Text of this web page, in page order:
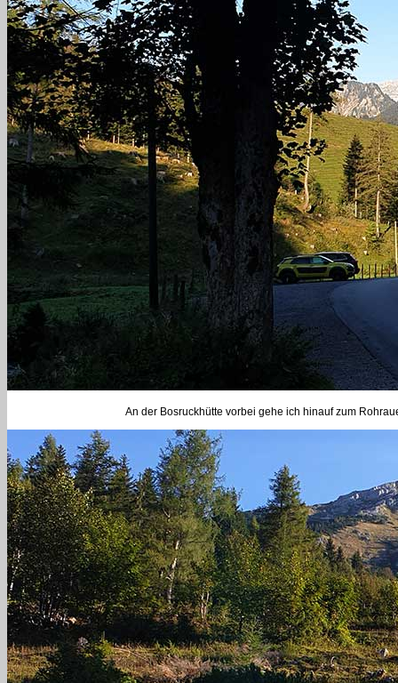
An der Bosruckhütte vorbei gehe ich hinauf zum